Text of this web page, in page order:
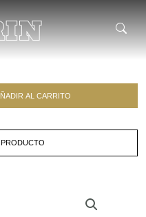
AL CARRITO